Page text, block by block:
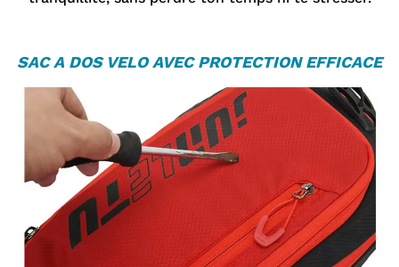
SAC A DOS VELOAVEC PROTECTION EFFICACE